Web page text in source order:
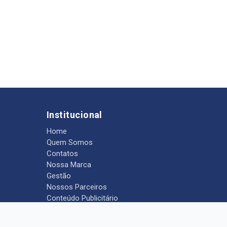
Institucional
Home
Quem Somos
Contatos
Nossa Marca
Gestão
Nossos Parceiros
Conteúdo Publicitário